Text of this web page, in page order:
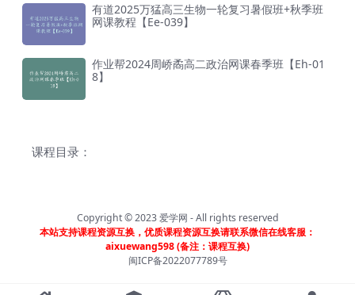
有道2025万猛高三生物一轮复习暑假班+秋季班
网课教程【Ee-039】
作业帮2024周峤矞高二政治网课春季班【Eh-01
8】
课程目录：
Copyright © 2023爱学网 - All rights reserved
本站支持课程资源互换，优质课程资源互换请联系微信在线客服：
aixuewang598 (备注：课程互换)
闽ICP备2022077789号